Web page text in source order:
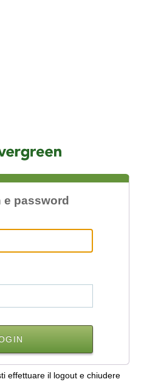
password
effettuare il logout e chiudere